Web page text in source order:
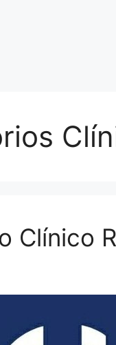
Clínico